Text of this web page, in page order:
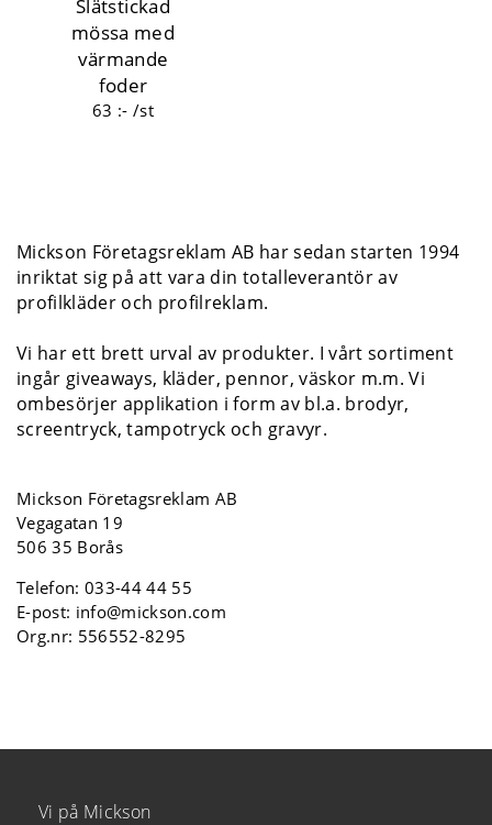
Slätstickad
mössa med
värmande
foder
63 :- /st
Mickson Företagsreklam AB har sedan starten 1994
inriktat sig på att vara din totalleverantör av
profilkläder och profilreklam.
Vi har ett brett urval av produkter. I vårt sortiment
ingår giveaways, kläder, pennor, väskor m.m. Vi
ombesörjer applikation i form av bl.a. brodyr,
screentryck, tampotryck och gravyr.
Mickson Företagsreklam AB
Vegagatan 19
506 35 Borås
Telefon:033-44 44 55
E-post: info@mickson.com
Org.nr: 556552-8295
Vi på Mickson